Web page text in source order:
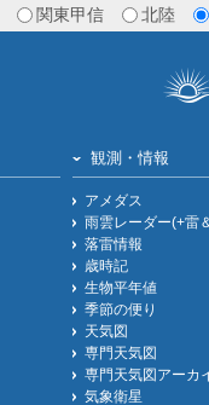
関東甲信 北陸
観測・情報
アメダス
雨雲レーダー(+雷
落雷情報
歳時記
生物平年値
季節の便り
天気図
専門天気図
専門天気図アーカ
気象衛星